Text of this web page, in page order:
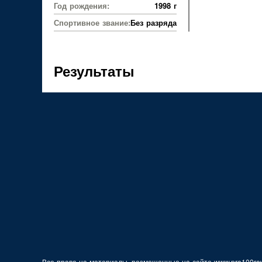
Год рождения:
1998 г
Спортивное звание:Без разряда
Результаты